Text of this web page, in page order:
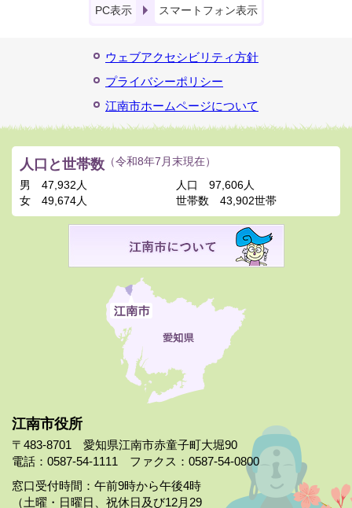
PC表示 スマートフォン表示
ウェブアクセシビリティ方針
プライバシーポリシー
江南市ホームページについて
江南市役所
〒483-8701 愛知県江南市赤童子町大堀90
電話：0587-54-1111 ファクス：0587-54-0800
窓口受付時間：午前9時から午後4時
（土曜・日曜日、祝休日及び12月29
人口と世帯数 （令和8年7月末現在）
男
47,932人
女
49,674人
人口
97,606人
世帯数
43,902世帯